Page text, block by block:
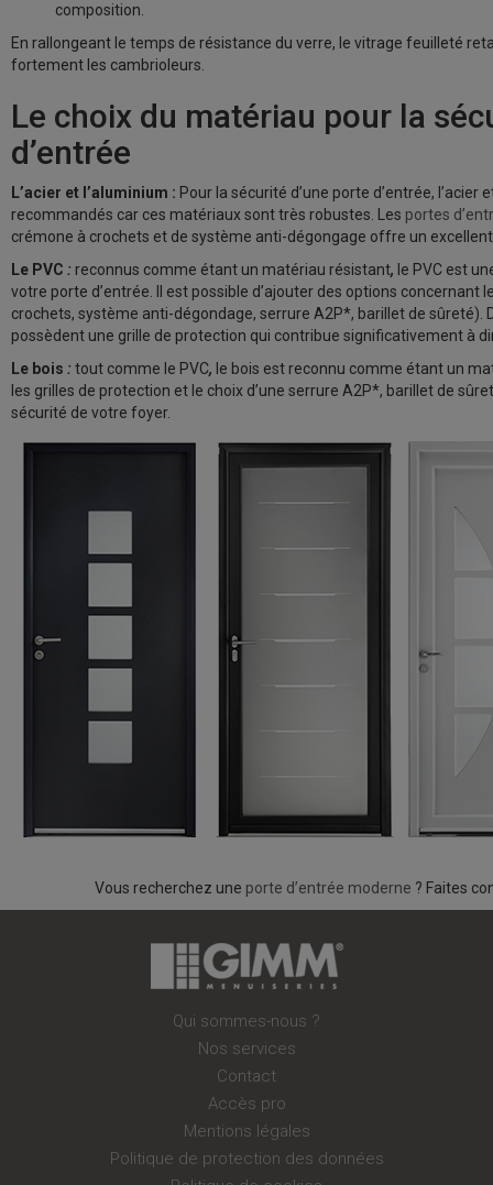
composition.
En rallongeant le temps de résistance du verre, le vitrage feuilleté
fortement les cambrioleurs.
Le choix du matériau pour la
d’entrée
L’acier et l’aluminium : Pour la sécurité d’une porte d’entrée,
recommandés car ces matériaux sont très robustes. Les portes
crémone à crochets et de système anti-dégongage offre un
Le PVC : reconnus comme étant un matériau résistant, le PVC est
votre porte d’entrée. Il est possible d’ajouter des options
crochets, système anti-dégondage, serrure A2P*, barillet de sûreté).
possèdent une grille de protection qui contribue significativement à
Le bois :tout comme le PVC, le bois est reconnu comme étant un
les grilles de protection et le choix d’une serrure A2P*, barillet de
sécurité de votre foyer.
Vous recherchez une porte d’entrée moderne ? Faites
Qui sommes-nous ?
Nos services
Contact
Accès pro
Mentions légales
Politique de protection des données